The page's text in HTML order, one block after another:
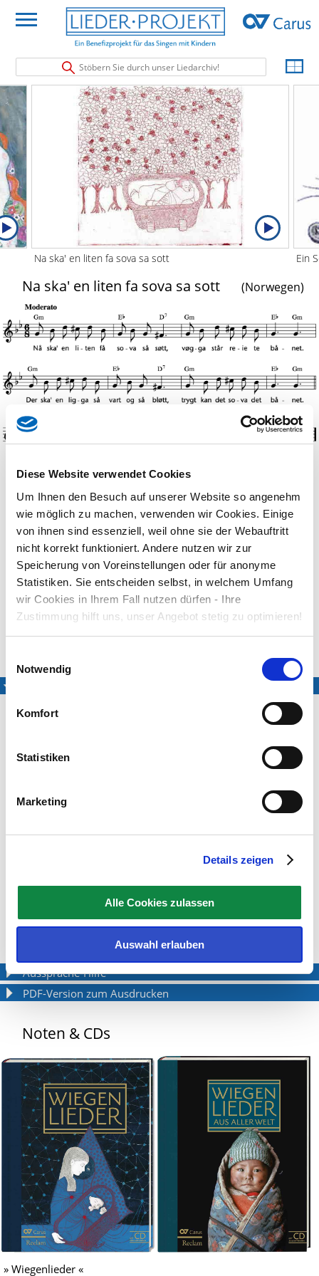
Diese Website verwendet Cookies
Um Ihnen den Besuch auf unserer Website so angenehm
wie möglich zu machen, verwenden wir Cookies. Einige
von ihnen sind essenziell, weil ohne sie der Webauftritt
nicht korrekt funktioniert. Andere nutzen wir zur
Speicherung von Voreinstellungen oder für anonyme
Statistiken. Sie entscheiden selbst, in welchem Umfang
wir Cookies in Ihrem Fall nutzen dürfen - Ihre
Zustimmung hilft uns, unser Angebot stetig zu optimieren!
Notwendig
Komfort
Statistiken
Marketing
Details zeigen
Alle Cookies zulassen
Auswahl erlauben
Stöbern Sie durch unser Liedarchiv!
Na ska' en liten fa sova sa sott Ein
Na ska' en liten fa sova sa sott (Norwegen)
Übersetzung
anzeigen
Nå ska' en liten få sova så søtt,
vøgga står reie te bånet.
Der ska' en ligga så vart og så bløtt,
trygt kan det sova det bånet.
Ro, ro, sova så søtt,
Guds engel tar vare på bånet.
Melodie und Text: aus der Region Romerike in Norwegen
(Producer)
Ramesh Weeratunga
(Producer)
Exclusiv eingespielt für das LIEDER·PROJEKT
Aussprache-Hilfe
PDF-Version zum Ausdrucken
Noten & CDs
» Wiegenlieder «